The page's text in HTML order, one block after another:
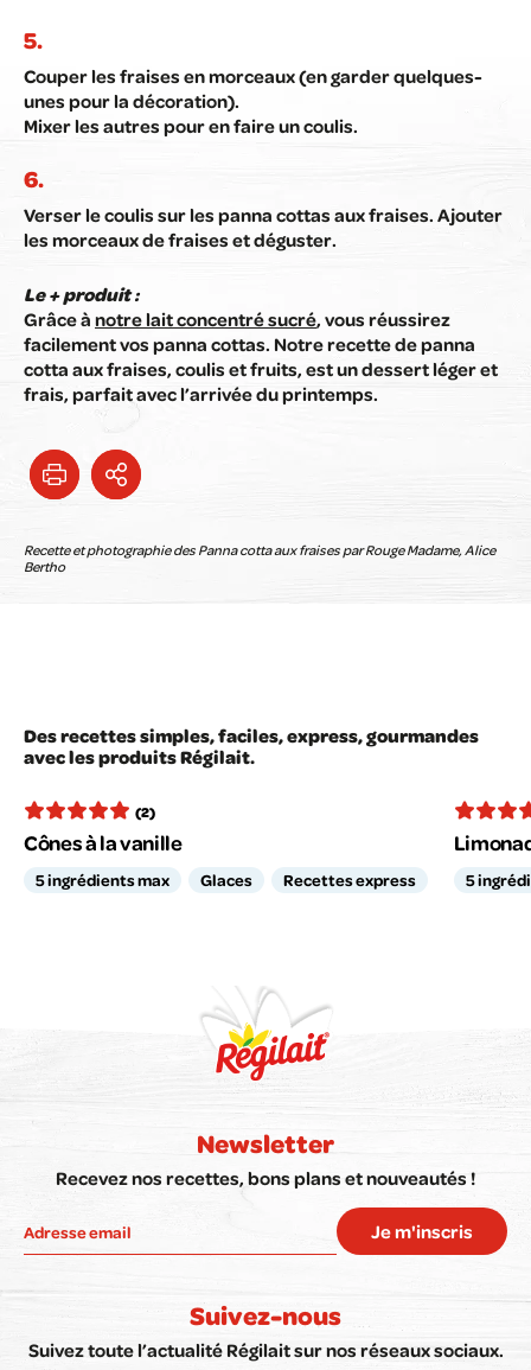
Couper les fraises en morceaux (en garder quelques-
unes pour la décoration).
Mixer les autres pour en faire un coulis.
Verser le coulis sur les panna cottas aux fraises. Ajouter
les morceaux de fraises et déguster.
Le + produit :
Grâce à notre lait concentré sucré, vous réussirez
facilement vos panna cottas. Notre recette de panna
cotta aux fraises, coulis et fruits, est un dessert léger et
frais, parfait avec l’arrivée du printemps.
Recette et photographie des Panna cotta aux fraises par Rouge Madame, Alice
Bertho
Des recettes simples, faciles, express, gourmandes
avec les produits Régilait.
(2)
Cônes à la vanille
5 ingrédients max Glaces Recettes express 5
Newsletter
Recevez nos recettes, bons plans et nouveautés !
Je m'inscris
Suivez-nous
Suivez toute l’actualité Régilait sur nos réseaux sociaux.